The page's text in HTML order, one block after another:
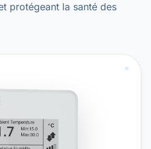
protégeant la santé des